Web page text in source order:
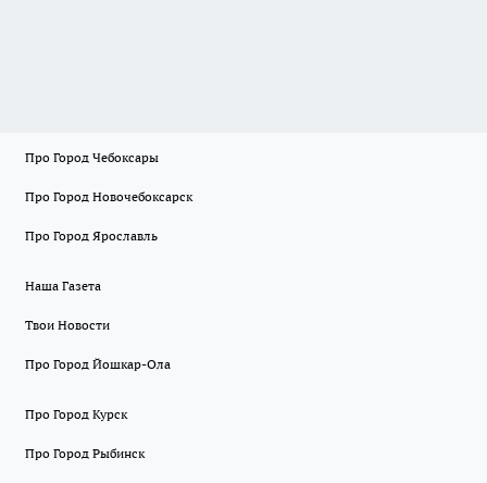
Про Город Чебоксары
Про Город Новочебоксарск
Про Город Ярославль
Наша Газета
Твои Новости
Про Город Йошкар-Ола
Про Город Курск
Про Город Рыбинск